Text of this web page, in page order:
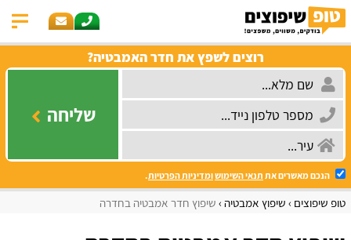
רוצים לשפץ את חדר האמבטיה?
שליחה
הנכם מאשרים את תנאי השימושומדיניות הפרטיות.
טופ שיפוצים שיפוץ אמבטיה שיפוץ חדר אמבטיה בחדרה